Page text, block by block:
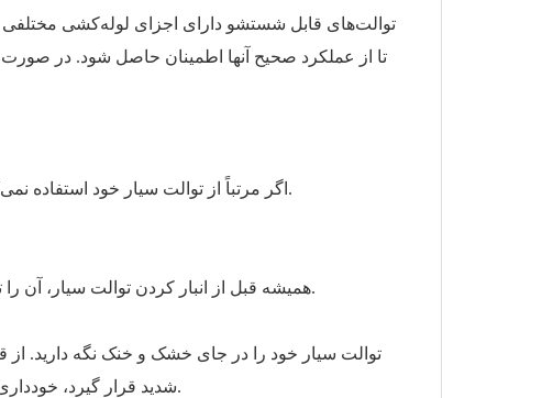
توالت‌های قابل شستشو دارای اجزای لوله‌کشی مختلفی
تا از عملکرد صحیح آنها اطمینان حاصل شود. در صورت
اگر مرتباً از توالت سیار خود استفاده نمی‌کنید، نگهداری مناسب برای افزایش طول عمر آن بسیار مهم است.
همیشه قبل از انبار کردن توالت سیار، آن را تمیز و ضدعفونی کنید. این کار از ایجاد بو و باکتری جلوگیری می‌کند.
توالت سیار خود را در جای خشک و خنک نگه دارید.
شدید قرار گیرد، خودداری کنید، زیرا این امر می‌تواند باعث خراب شدن مواد سازنده آن شود.